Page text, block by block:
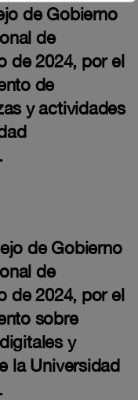
de Gobierno
de
de 2024, por el
de
y actividades
de Gobierno
de
de 2024, por el
sobre
y
la Universidad